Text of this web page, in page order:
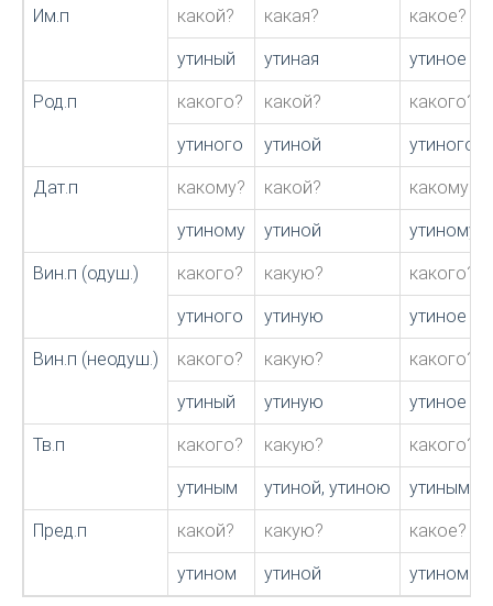
Им.п какой? какая? какое?
утиный утиная утиное
Род.п какого? какой? какого?
утиного утиной утиного
Дат.п какому? какой? какому?
утиному утиной утиному
Вин.п (одуш.) какого? какую? какого?
утиного утиную утиное
Вин.п (неодуш.) какого? какую? какого?
утиный утиную утиное
Тв.п какого? какую? какого?
утиным утиной, утиною утиным
Пред.п какой? какую? какое?
утином утиной утином